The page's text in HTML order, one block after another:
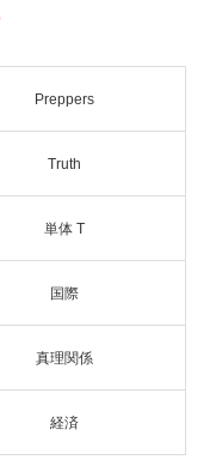
Preppers
Truth
単体 T
国際
真理関係
経済